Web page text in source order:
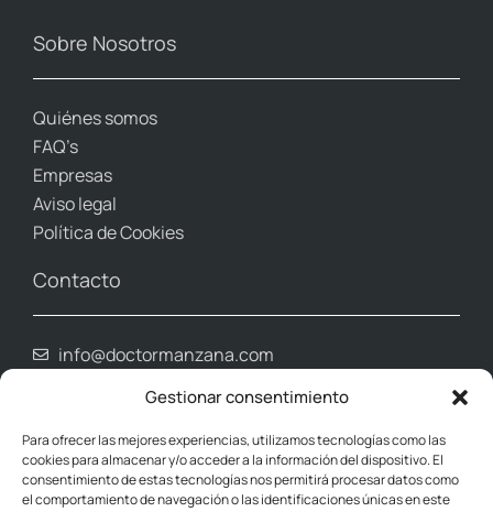
Gestionar consentimiento
Para ofrecer las mejores experiencias, utilizamos tecnologías como las
cookies para almacenar y/o acceder a la información del dispositivo. El
consentimiento de estas tecnologías nos permitirá procesar datos como
el comportamiento de navegación o las identificaciones únicas en este
Sobre Nosotros
Quiénes somos
FAQ’s
Empresas
Aviso legal
Política de Cookies
Contacto
info@doctormanzana.com
965 027 123
648 050 493
Donde estamos